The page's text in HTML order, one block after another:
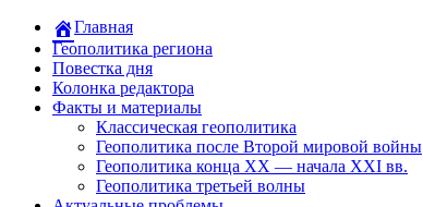
Главная
Геополитика региона
Повестка дня
Колонка редактора
Факты и материалы
Классическая геополитика
Геополитика после Второй мировой войны
Геополитика конца XX — начала XXI вв.
Геополитика третьей волны